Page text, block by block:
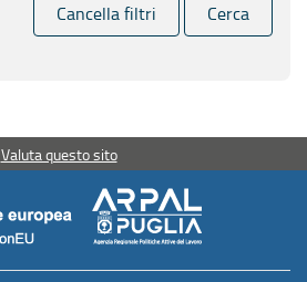
Cancella filtri Cerca
Valuta questo sito